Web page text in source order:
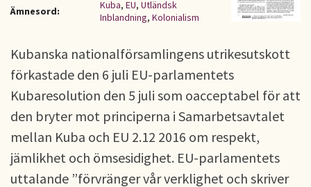
Ämnesord: Kuba, EU, Utländsk
Inblandning, Kolonialism
Kubanska nationalförsamlingens utrikesutskott
förkastade den 6 juli EU-parlamentets
Kubaresolution den 5 juli som oacceptabel för att
den bryter mot principerna i Samarbetsavtalet
mellan Kuba och EU 2.12 2016 om respekt,
jämlikhet och ömsesidighet. EU-parlamentets
uttalande ”förvränger vår verklighet och skriver